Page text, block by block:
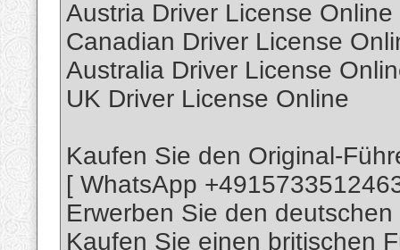
Austria Driver License Online
Canadian Driver License
Australia Driver License
UK Driver License Online
Kaufen Sie den Original-
[ WhatsApp
Erwerben Sie den
Kaufen Sie einen britischen